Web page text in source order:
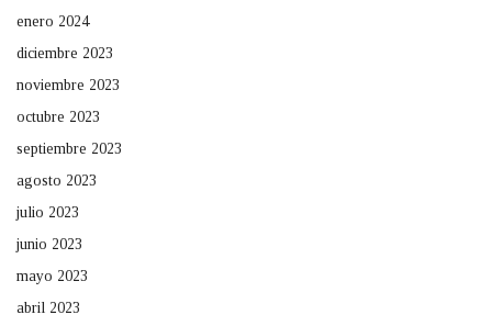
enero 2024
diciembre 2023
noviembre 2023
octubre 2023
septiembre 2023
agosto 2023
julio 2023
junio 2023
mayo 2023
abril 2023